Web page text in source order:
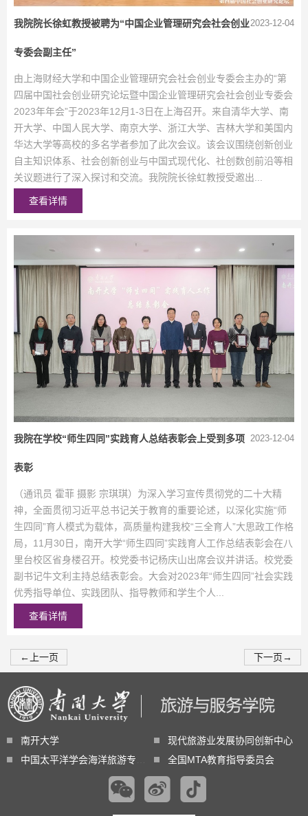
2023-12-04
我院院长徐虹教授被聘为“中国企业管理研究会社会创业
专委会副主任”
由上海财经大学和中国企业管理研究会社会创业专委会主办的“第
四届中国社会创业研究论坛暨中国企业管理研究会社会创业专委会
2023年年会”于2023年12月1-3日在上海召开。来自清华大学、南
开大学、中国人民大学、南京大学、浙江大学、吉林大学和美国内
华达大学等高校的多名学者参加了此次会议。该会议围绕创新创业
自主知识体系、社会创新创业与中国式现代化、社创数创前沿等相
关议题进行了深入探讨和交流。我院院长徐虹教授受邀出...
查看详情
2023-12-04
我院在学校“师生四同”实践育人总结表彰会上受到多项
表彰
（通讯员 霍菲 摄影 宗琪琪）为深入学习宣传贯彻党的二十大精
神，全面贯彻习近平总书记关于教育的重要论述，以深化实施“师
生四同”育人模式为载体，高质量构建我校“三全育人”大思政工作格
局，11月30日，南开大学“师生四同”实践育人工作总结表彰会在八
里台校区省身楼召开。校党委书记杨庆山出席会议并讲话。校党委
副书记牛文利主持总结表彰会。大会对2023年“师生四同”社会实践
优秀指导单位、实践团队、指导教师和学生个人...
查看详情
← 上一页 下一页→
南开大学
现代旅游业发展协同创新中心
中国太平洋学会海洋旅游专业委员会
全国MTA教育指导委员会